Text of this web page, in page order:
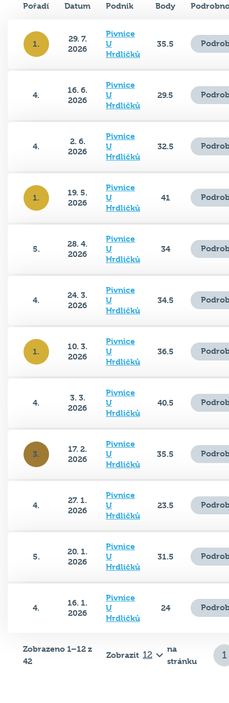
Pořadí Datum Podnik Body
1.
29. 7.
2026
Pivnice
U
Hrdličků
35.5
4.
16. 6.
2026
Pivnice
U
Hrdličků
29.5
4.
2. 6.
2026
Pivnice
U
Hrdličků
32.5
1.
19. 5.
2026
Pivnice
U
Hrdličků
41
5.
28. 4.
2026
Pivnice
U
Hrdličků
34
4.
24. 3.
2026
Pivnice
U
Hrdličků
34.5
1.
10. 3.
2026
Pivnice
U
Hrdličků
36.5
4.
3. 3.
2026
Pivnice
U
Hrdličků
40.5
3.
17. 2.
2026
Pivnice
U
Hrdličků
35.5
4.
27. 1.
2026
Pivnice
U
Hrdličků
23.5
5.
20. 1.
2026
Pivnice
U
Hrdličků
31.5
4.
16. 1.
2026
Pivnice
U
Hrdličků
24
Zobrazeno 1–12 z
42
Zobrazit
na
stránku